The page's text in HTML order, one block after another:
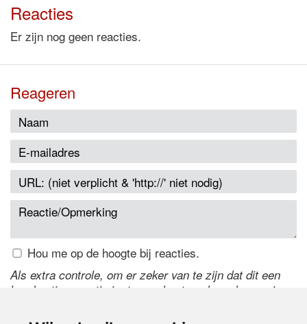
Reacties
Er zijn nog geen reacties.
Reageren
Hou me op de hoogte bij reacties.
Als extra controle, om er zeker van te zijn dat dit een
handmatige reactie is, typ onderstaande code over in
de code te wijzigen.